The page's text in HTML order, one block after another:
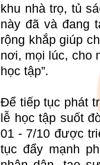
khu nhà trọ, tủ
này đã và đang
rộng khắp giúp
nơi, mọi lúc, cho
học tập”.
Để tiếp tục phát
lễ học tập suốt
01 - 7/10 được
tục đẩy mạnh